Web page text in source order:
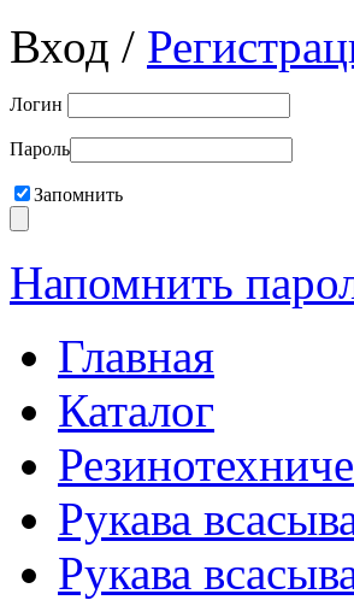
Вход /
Логин
Пароль
Запомнить
Напомнить
Главная
Каталог
Рукава
Рукава